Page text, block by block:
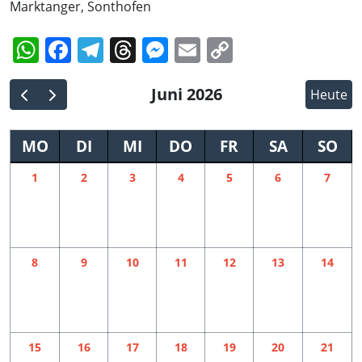
Marktanger, Sonthofen
WhatsApp
Facebook
Telegram
Threads
Messenger
Email
Juni 2026 Heute
MO DI MI DO FR SA SO
1 2 3 4 5 6 7
8 9 10 11 12 13 14
15 16 17 18 19 20 21